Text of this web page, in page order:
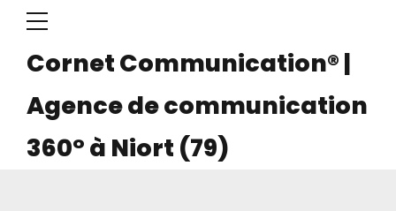
Cornet Communication® |
Agence de communication
360° à Niort (79)